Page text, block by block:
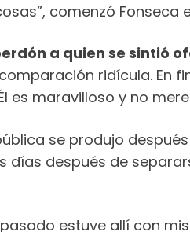
comenzó
a quien se sintió
ridícula.
es maravilloso y no
se produjo
después de
estuve allí con